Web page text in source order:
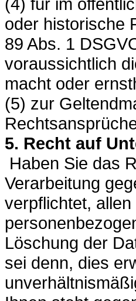
oder historische
89 Abs. 1
voraussichtlich
macht oder
(5) zur
5. Recht auf
Haben Sie das
Verarbeitung
verpflichtet,
Löschung der
sei denn, dies